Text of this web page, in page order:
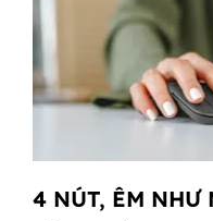
4 NÚT, ÊM NHƯ